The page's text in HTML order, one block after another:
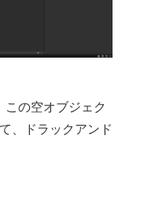
この空オブジェク
、ドラックアンド